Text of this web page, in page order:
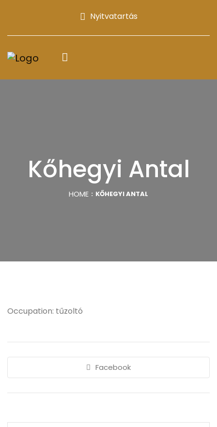
Nyitvatartás
Kőhegyi Antal
HOME KŐHEGYI ANTAL
Occupation: tűzoltó
Facebook